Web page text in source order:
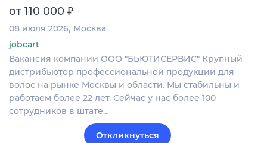
от 110 000 ₽
08 июля 2026 Москва
jobcart
Вакансия компании ООО "БЬЮТИСЕРВИС" Крупный
дистрибьютор профессиональной продукции для
волос на рынке Москвы и области. Мы стабильны и
работаем более 22 лет. Сейчас у нас более 100
сотрудников в штате…
Откликнуться